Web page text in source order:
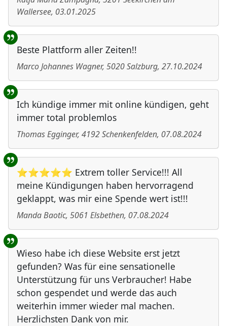
Wallersee, 03.01.2025
Beste Plattform aller Zeiten!!
Marco Johannes Wagner, 5020Salzburg, 27.10.2024
Ich kündige immer mit online kündigen, geht
immer total problemlos
Thomas Egginger, 4192Schenkenfelden, 07.08.2024
⭐⭐⭐⭐⭐ Extrem toller Service!!! All
meine Kündigungen haben hervorragend
geklappt, was mir eine Spende wert ist!!!
Manda Baotic, 5061 Elsbethen, 07.08.2024
Wieso habe ich diese Website erst jetzt
gefunden? Was für eine sensationelle
Unterstützung für uns Verbraucher! Habe
schon gespendet und werde das auch
weiterhin immer wieder mal machen.
Herzlichsten Dank von mir.